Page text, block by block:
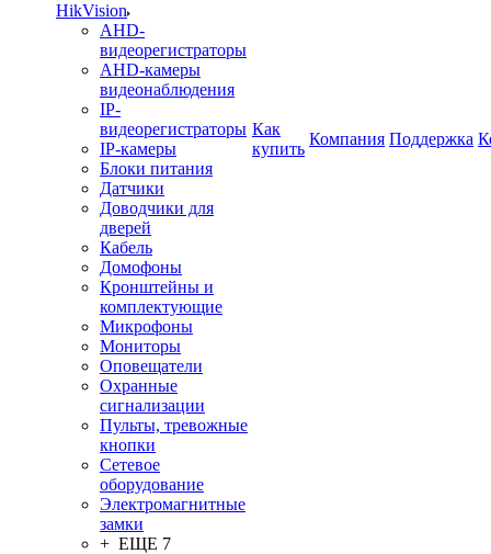
HikVision
AHD-
видеорегистраторы
AHD-камеры
видеонаблюдения
IP-
видеорегистраторы
IP-камеры
Блоки питания
Датчики
Доводчики для
дверей
Кабель
Домофоны
Кронштейны и
комплектующие
Микрофоны
Мониторы
Оповещатели
Охранные
сигнализации
Пульты, тревожные
кнопки
Сетевое
оборудование
Электромагнитные
замки
+ ЕЩЕ 7
Как
купить
Компания Поддержка